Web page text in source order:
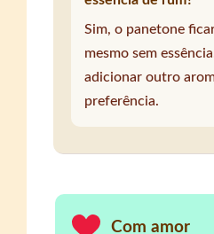
Sim, o panetone
mesmo sem
adicionar outro
preferência.
Com amor